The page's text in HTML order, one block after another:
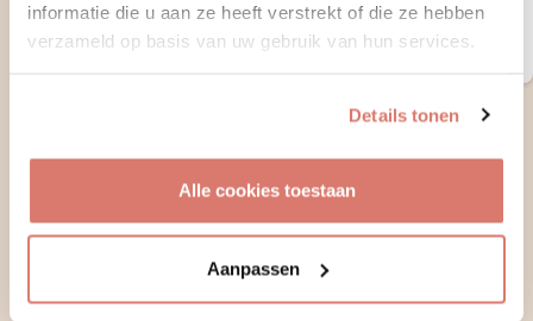
informatie die u aan ze heeft verstrekt of die ze hebben
verzameld op basis van uw gebruik van hun services.
Details tonen
Alle cookies toestaan
Aanpassen
Maak een account aan